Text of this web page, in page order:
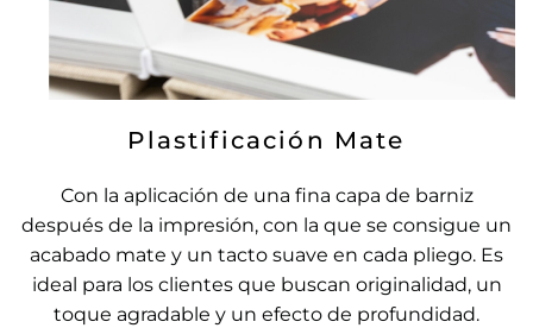
Plastificación Mate
Con la aplicación de una fina capa de barniz
después de la impresión, con la que se consigue un
acabado mate y un tacto suave en cada pliego. Es
ideal para los clientes que buscan originalidad, un
toque agradable y un efecto de profundidad.